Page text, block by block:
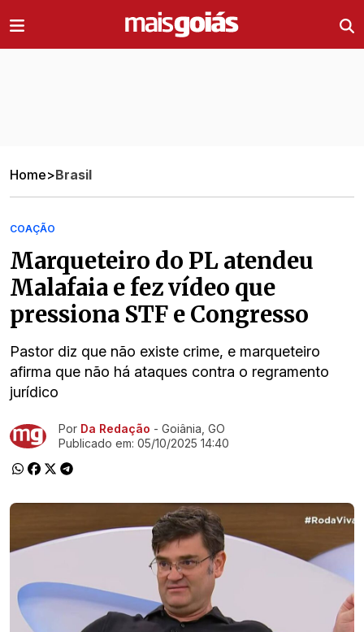
Home>Brasil
COAÇÃO
Marqueteiro do PL atendeu
Malafaia e fez vídeo que
pressiona STF e Congresso
Pastor diz que não existe crime, e marqueteiro
afirma que não há ataques contra o regramento
jurídico
Ir direto pra matéria
Por Da Redação - Goiânia, GO
Publicado em: 05/10/2025 14:40